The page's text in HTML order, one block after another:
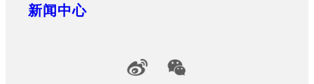
新闻中心
Official Social Media Accounts